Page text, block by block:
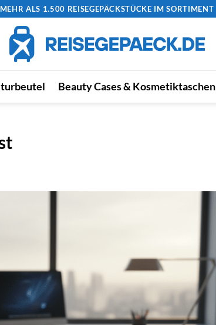
MEHR ALS 1.500 REISEGEPÄCKSTÜCKE IM SORTIMENT
Beauty Cases & Kosmetiktaschen